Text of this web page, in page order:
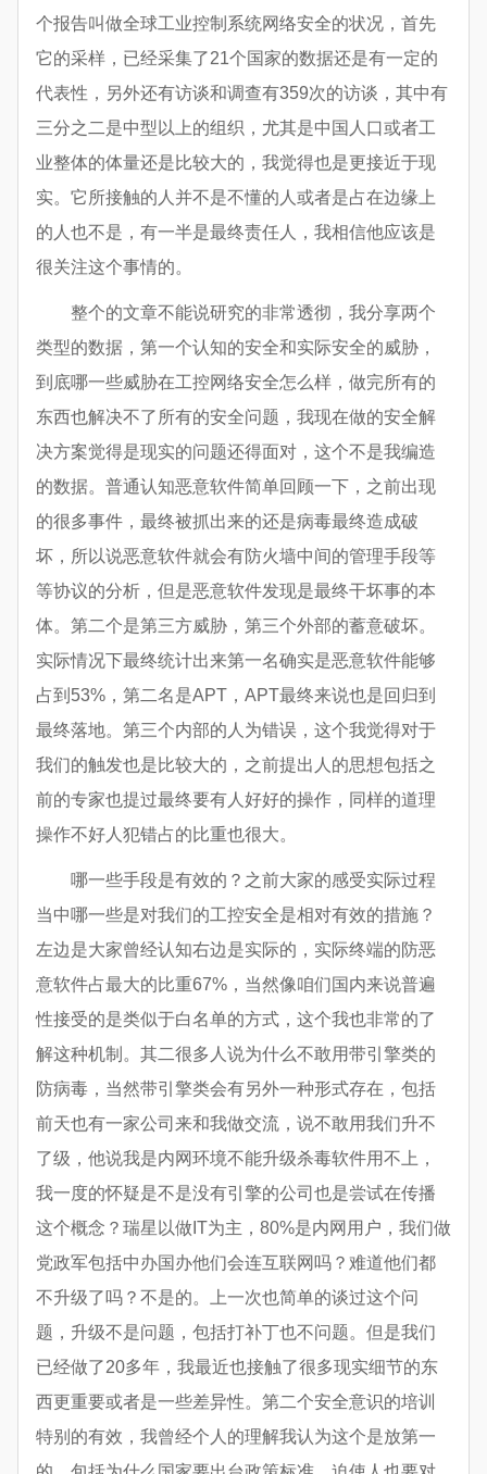
个报告叫做全球工业控制系统网络安全的状况，首先
它的采样，已经采集了21个国家的数据还是有一定的
代表性，另外还有访谈和调查有359次的访谈，其中有
三分之二是中型以上的组织，尤其是中国人口或者工
业整体的体量还是比较大的，我觉得也是更接近于现
实。它所接触的人并不是不懂的人或者是占在边缘上
的人也不是，有一半是最终责任人，我相信他应该是
很关注这个事情的。
整个的文章不能说研究的非常透彻，我分享两个
类型的数据，第一个认知的安全和实际安全的威胁，
到底哪一些威胁在工控网络安全怎么样，做完所有的
东西也解决不了所有的安全问题，我现在做的安全解
决方案觉得是现实的问题还得面对，这个不是我编造
的数据。普通认知恶意软件简单回顾一下，之前出现
的很多事件，最终被抓出来的还是病毒最终造成破
坏，所以说恶意软件就会有防火墙中间的管理手段等
等协议的分析，但是恶意软件发现是最终干坏事的本
体。第二个是第三方威胁，第三个外部的蓄意破坏。
实际情况下最终统计出来第一名确实是恶意软件能够
占到53%，第二名是APT，APT最终来说也是回归到
最终落地。第三个内部的人为错误，这个我觉得对于
我们的触发也是比较大的，之前提出人的思想包括之
前的专家也提过最终要有人好好的操作，同样的道理
操作不好人犯错占的比重也很大。
哪一些手段是有效的？之前大家的感受实际过程
当中哪一些是对我们的工控安全是相对有效的措施？
左边是大家曾经认知右边是实际的，实际终端的防恶
意软件占最大的比重67%，当然像咱们国内来说普遍
性接受的是类似于白名单的方式，这个我也非常的了
解这种机制。其二很多人说为什么不敢用带引擎类的
防病毒，当然带引擎类会有另外一种形式存在，包括
前天也有一家公司来和我做交流，说不敢用我们升不
了级，他说我是内网环境不能升级杀毒软件用不上，
我一度的怀疑是不是没有引擎的公司也是尝试在传播
这个概念？瑞星以做IT为主，80%是内网用户，我们做
党政军包括中办国办他们会连互联网吗？难道他们都
不升级了吗？不是的。上一次也简单的谈过这个问
题，升级不是问题，包括打补丁也不问题。但是我们
已经做了20多年，我最近也接触了很多现实细节的东
西更重要或者是一些差异性。第二个安全意识的培训
特别的有效，我曾经个人的理解我认为这个是放第一